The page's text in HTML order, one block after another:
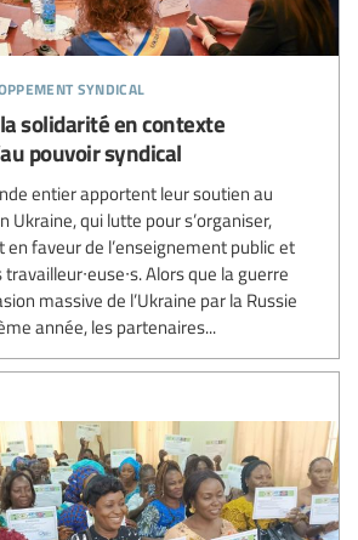
syndical
solidarité en contexte
pouvoir syndical
entier apportent leur soutien au
Ukraine, qui lutte pour s’organiser,
en faveur de l’enseignement public et
Alors que la guerre
massive de l’Ukraine par la Russie
année, les partenaires...